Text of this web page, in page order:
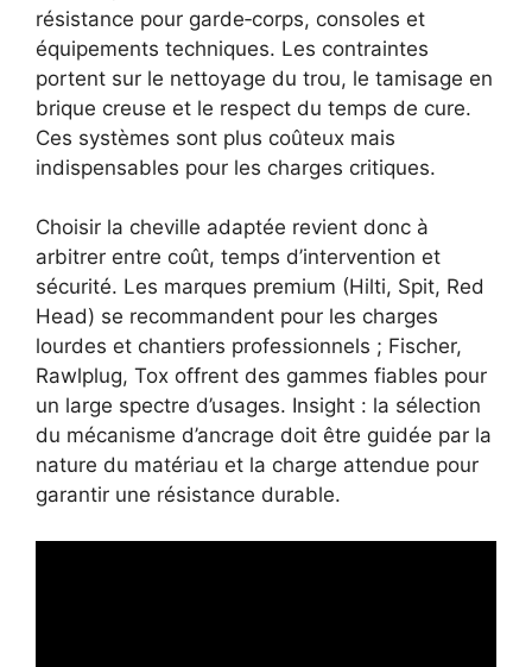
résistance pour garde‑corps, consoles et
équipements techniques. Les contraintes
portent sur le nettoyage du trou, le tamisage en
brique creuse et le respect du temps de cure.
Ces systèmes sont plus coûteux mais
indispensables pour les charges critiques.
Choisir la cheville adaptée revient donc à
arbitrer entre coût, temps d’intervention et
sécurité. Les marques premium (Hilti, Spit, Red
Head) se recommandent pour les charges
lourdes et chantiers professionnels ; Fischer,
Rawlplug, Tox offrent des gammes fiables pour
un large spectre d’usages. Insight : la sélection
du mécanisme d’ancrage doit être guidée par la
nature du matériau et la charge attendue pour
garantir une résistance durable.